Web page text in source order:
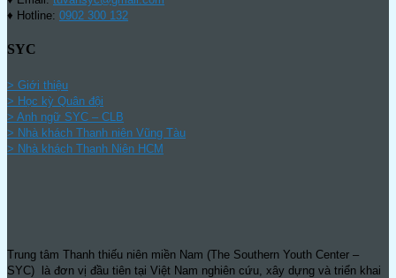
♦ Hotline: 0902 300 132
SYC
> Giới thiệu
> Học kỳ Quân đội
> Anh ngữ SYC – CLB
> Nhà khách Thanh niên Vũng Tàu
> Nhà khách Thanh Niên HCM
Trung tâm Thanh thiếu niên miền Nam (The Southern Youth Center –
SYC) là đơn vị đầu tiên tại Việt Nam nghiên cứu, xây dựng và triển khai